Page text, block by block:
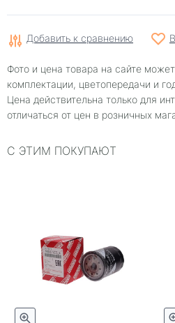
Добавить к сравнению
Фото и цена товара на сайте может
комплектации, цветопередачи и
Цена действительна только для
отличаться от цен в розничных
С ЭТИМ ПОКУПАЮТ